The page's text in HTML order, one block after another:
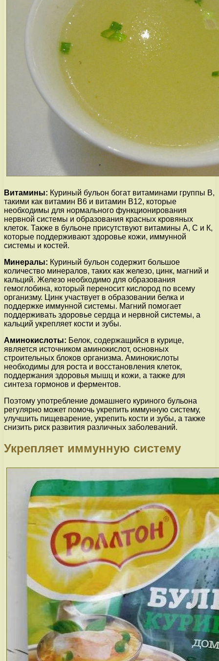
Витамины: Куриный бульон богат витаминами группы В,
такими как витамин В6 и витамин В12, которые
необходимы для нормального функционирования
нервной системы и образования красных кровяных
клеток. Также в бульоне присутствуют витамины А, С и К,
которые поддерживают здоровье кожи, иммунной
системы и костей.
Минералы: Куриный бульон содержит большое
количество минералов, таких как железо, цинк, магний и
кальций. Железо необходимо для образования
гемоглобина, который переносит кислород по всему
организму. Цинк участвует в образовании белка и
поддержке иммунной системы. Магний помогает
поддерживать здоровье сердца и нервной системы, а
кальций укрепляет кости и зубы.
Аминокислоты: Белок, содержащийся в курице,
является источником аминокислот, основных
строительных блоков организма. Аминокислоты
необходимы для роста и восстановления клеток,
поддержания здоровья мышц и кожи, а также для
синтеза гормонов и ферментов.
Поэтому употребление домашнего куриного бульона
регулярно может помочь укрепить иммунную систему,
улучшить пищеварение, укрепить кости и зубы, а также
снизить риск развития различных заболеваний.
Укрепляет иммунную систему